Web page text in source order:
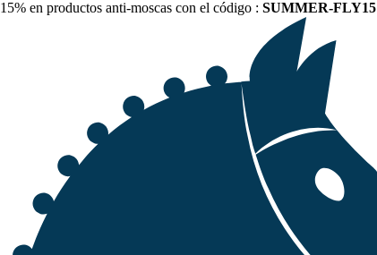
15% en productos anti-moscas con el código : SUMMER-FLY15